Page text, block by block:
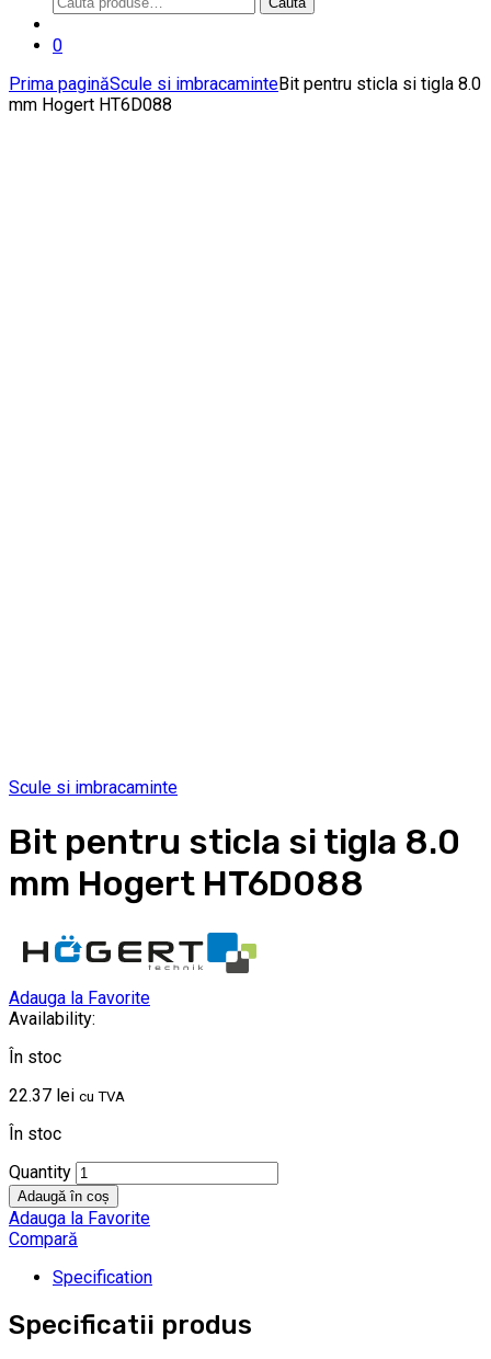
după:
0
Prima paginăScule si imbracaminteBit pentru sticla si tigla 8.0
mm Hogert HT6D088
Scule si imbracaminte
Bit pentru sticla si tigla 8.0
mm Hogert HT6D088
Adauga la Favorite
Availability:
În stoc
22.37 lei cu TVA
În stoc
Quantity
Adaugă în coș
Adauga la Favorite
Compară
Specification
Specificatii produs